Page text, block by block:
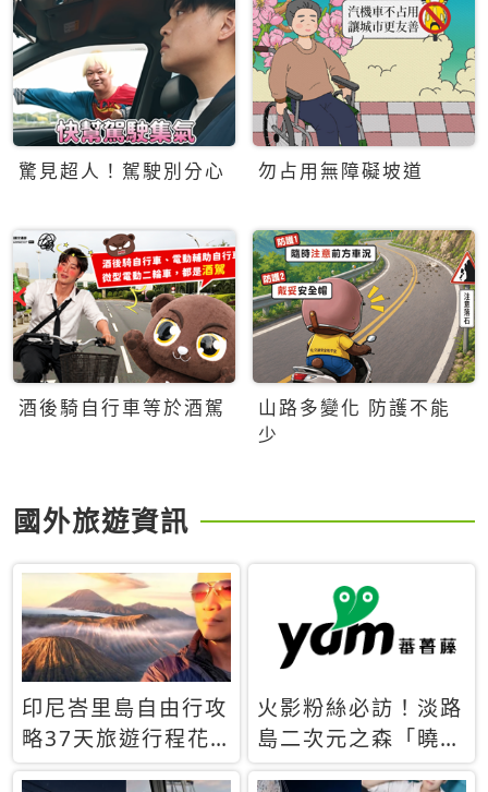
驚見超人！駕駛別分心 勿占用無障礙坡道
酒後騎自行車等於酒駕
山路多變化 防護不能
少
國外旅遊資訊
印尼峇里島自由行攻
略37天旅遊行程花
費5萬台幣 ❤️別等退
火影粉絲必訪！淡路
島二次元之森「曉」
解謎任務9月起全面